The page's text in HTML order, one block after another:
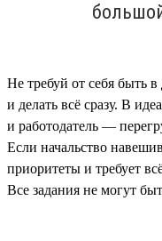
Не требуй от себя быть
и делать всё сразу. В
и работодатель —
Если начальство
приоритеты и требует
Все задания не могут